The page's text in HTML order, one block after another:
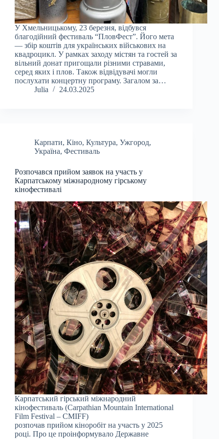
У Хмельницькому, 23 березня, відбувся
благодійний фестиваль “ПловФест”. Його мета
— збір коштів для українських військових на
квадроцикл. У рамках заходу містян та гостей за
вільний донат пригощали різними стравами,
серед яких і плов. Також відвідувачі могли
послухати концертну програму. Загалом за…
Julia
24.03.2025
Карпати, Кіно, Культура, Ужгород,
Україна, Фестиваль
Розпочався прийом заявок на участь у
Карпатському міжнародному гірському
кінофестивалі
Карпатський гірський міжнародний
кінофестиваль (Carpathian Mountain International
Film Festival – CMIFF)
розпочав прийом кіноробіт на участь у 2025
році. Про це проінформувало Державне